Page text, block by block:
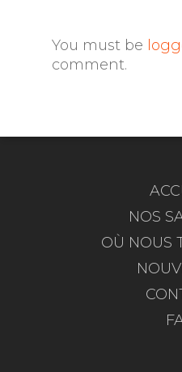
You must be
comment.
NOS
OÙ NOUS